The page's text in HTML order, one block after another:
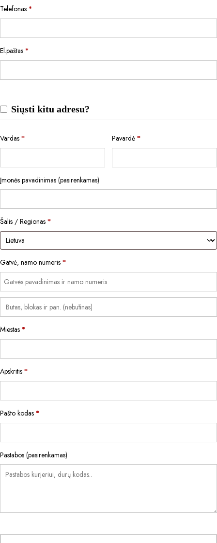
Telefonas *
El.paštas *
Siųsti kitu adresu?
Vardas * Pavardė *
Įmonės pavadinimas (pasirenkamas)
Šalis / Regionas *
Gatvė, namo numeris *
Miestas *
Apskritis *
Pašto kodas *
Pastabos (pasirenkamas)